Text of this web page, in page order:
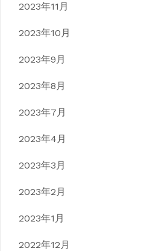
2023年11月
2023年10月
2023年9月
2023年8月
2023年7月
2023年4月
2023年3月
2023年2月
2023年1月
2022年12月